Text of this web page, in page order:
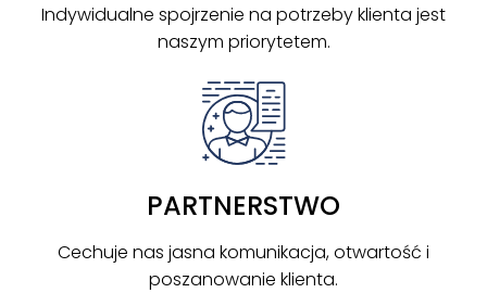
Indywidualne spojrzenie na potrzeby klienta jest
naszym priorytetem.
PARTNERSTWO
Cechuje nas jasna komunikacja, otwartość i
poszanowanie klienta.